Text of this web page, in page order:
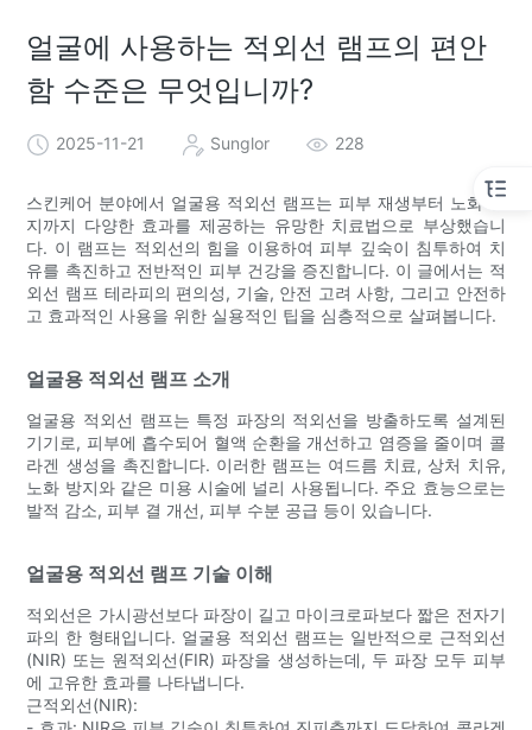
얼굴에 사용하는 적외선 램프의 편안
함 수준은 무엇입니까?
2025-11-21 Sunglor 228
스킨케어 분야에서 얼굴용 적외선 램프는 피부 재생부터 노화 방
지까지 다양한 효과를 제공하는 유망한 치료법으로 부상했습니
다. 이 램프는 적외선의 힘을 이용하여 피부 깊숙이 침투하여 치
유를 촉진하고 전반적인 피부 건강을 증진합니다. 이 글에서는 적
외선 램프 테라피의 편의성, 기술, 안전 고려 사항, 그리고 안전하
고 효과적인 사용을 위한 실용적인 팁을 심층적으로 살펴봅니다.
얼굴용 적외선 램프 소개
얼굴용 적외선 램프는 특정 파장의 적외선을 방출하도록 설계된
기기로, 피부에 흡수되어 혈액 순환을 개선하고 염증을 줄이며 콜
라겐 생성을 촉진합니다. 이러한 램프는 여드름 치료, 상처 치유,
노화 방지와 같은 미용 시술에 널리 사용됩니다. 주요 효능으로는
발적 감소, 피부 결 개선, 피부 수분 공급 등이 있습니다.
얼굴용 적외선 램프 기술 이해
적외선은 가시광선보다 파장이 길고 마이크로파보다 짧은 전자기
파의 한 형태입니다. 얼굴용 적외선 램프는 일반적으로 근적외선
(NIR) 또는 원적외선(FIR) 파장을 생성하는데, 두 파장 모두 피부
에 고유한 효과를 나타냅니다.
근적외선(NIR):